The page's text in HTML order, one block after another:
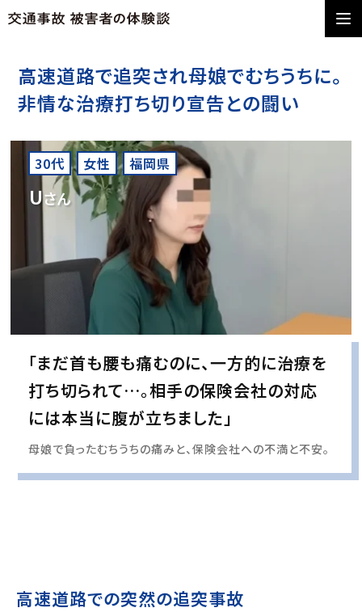
高速道路で追突され母娘でむちうちに。
非情な治療打ち切り宣告との闘い
30代 女性 福岡県
Uさん
「まだ首も腰も痛むのに、一方的に治療を
打ち切られて…。相手の保険会社の対応
には本当に腹が立ちました」
母娘で負ったむちうちの痛みと、保険会社への不満と不安。
高速道路での突然の追突事故